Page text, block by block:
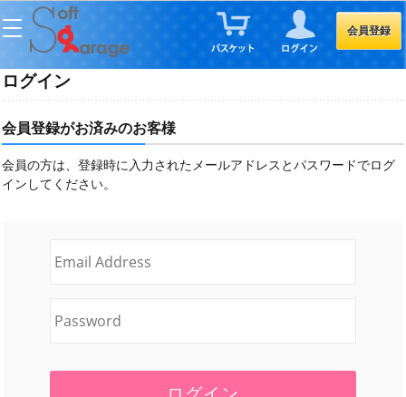
会員登録
ログイン
会員登録がお済みのお客様
会員の方は、登録時に入力されたメールアドレスとパスワードでログ
インしてください。